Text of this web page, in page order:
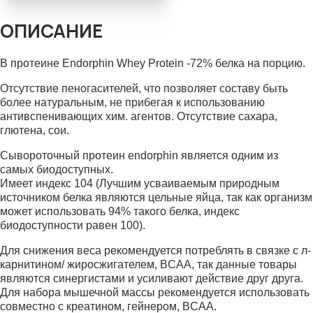
ОПИСАНИЕ
В протеине Endorphin Whey Protein -72% белка на порцию.
Отсутствие пеногасителей, что позволяет составу быть
более натуральным, не прибегая к использованию
антивспенивающих хим. агентов. Отсутствие сахара,
глютена, сои.
Сывороточный протеин endorphin является одним из
самых биодоступных.
Имеет индекс 104 (Лучшим усваиваемым природным
источником белка являются цельные яйца, так как организм
может использовать 94% такого белка, индекс
биодоступности равен 100).
Для снижения веса рекомендуется потреблять в связке с л-
карнитином/ жиросжигателем, BCAA, так данные товары
являются синергистами и усиливают действие друг друга.
Для набора мышечной массы рекомендуется использовать
совместно с креатином, гейнером, BCAA.